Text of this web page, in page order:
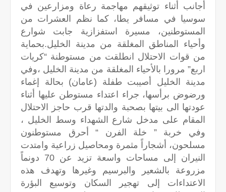
أجانب أثناء توثيقهم مهاجمة رعاة ومزارعين في
سوسيا في مسافر يطا، كما نظم العشرات من
المستوطنين، مسيرة استفزازية جابت شوارع
وأحياء المناطق المغلقة من مدينة الخليل.بحماية
من قوات الاحتلال انطلقت من مستوطنة “كريات
اربع” مرورا بالأحياء المغلقة من مدينة الخليل ،وفي
مدينة الخليل أصيبت طفلة (عامان) بحالة إغماء
ورضوض برأسها، جراء اعتداء مستوطن عليها أثناء
عودتها الى بيتها بصحبة والدتها قرب حاجز الاحتلال
المقام على مدخل شارع الشهداء وسط الخليل ،
وفي خربة ” خلة الفرن “ أحرق مستوطنون
مسلحون، أشجاراً مثمرة ومحاصيل زراعية وامتدت
النيران إلى مساحات واسعة تزيد عن 70 دونماً
مزروعة بالشعير والبرسيم وغيرها وتهدف هذه
الاعتداءات إلى تهجير السكان وتوسيع البؤرة